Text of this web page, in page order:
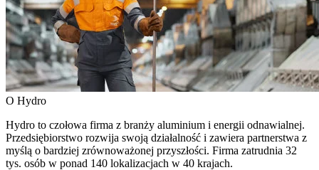
O Hydro
Hydro to czołowa firma z branży aluminium i energii odnawialnej.
Przedsiębiorstwo rozwija swoją działalność i zawiera partnerstwa z
myślą o bardziej zrównoważonej przyszłości. Firma zatrudnia 32
tys. osób w ponad 140 lokalizacjach w 40 krajach.